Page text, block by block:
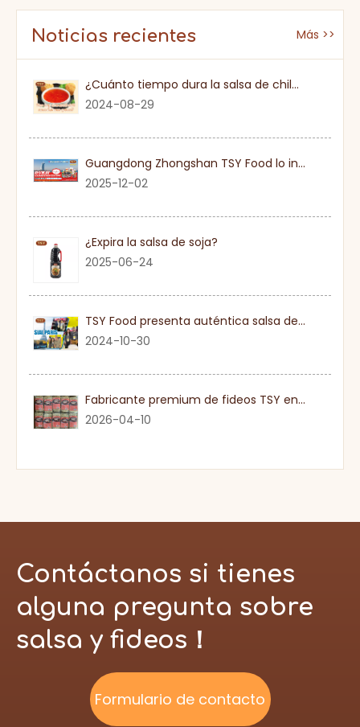
Noticias recientes Más >>
¿Cuánto tiempo dura la salsa de chile dulce una vez que se abre?
2024-08-29
Guangdong Zhongshan TSY Food lo invita sinceramente a visitar la Exposición Gulfood de Dubai 2026
2025-12-02
¿Expira la salsa de soja?
2025-06-24
TSY Food presenta auténtica salsa de soja en SIAL PARIS 2024
2024-10-30
Fabricante premium de fideos TSY en Guangdong
2026-04-10
Contáctanos si tienes
alguna pregunta sobre
salsa y fideos！
Formulario de contacto